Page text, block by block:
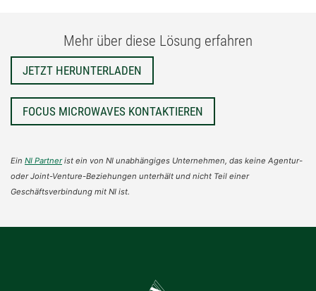
Mehr über diese Lösung erfahren
JETZT HERUNTERLADEN
FOCUS MICROWAVES KONTAKTIEREN
Ein NI Partnerist ein von NI unabhängiges Unternehmen, das keine Agentur-
oder Joint-Venture-Beziehungen unterhält und nicht Teil einer
Geschäftsverbindung mit NI ist.